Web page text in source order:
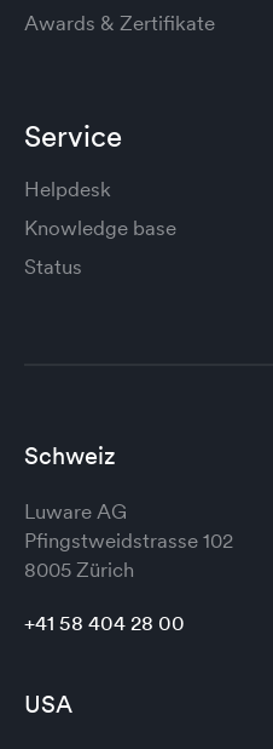
Awards & Zertifikate
Service
Helpdesk
Knowledge base
Status
Schweiz
Luware AG
Pfingstweidstrasse 102
8005 Zürich
+41 58 404 28 00
USA